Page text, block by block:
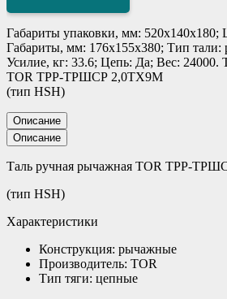
Габариты упаковки, мм: 520х140х180;
Габариты, мм: 176х155х380; Тип
Усилие, кг: 33.6; Цепь: Да; Вес: 24000.
TOR ТРР-ТРШСР 2,0ТХ9М
(тип HSH)
Описание
Описание
Таль ручная рычажная TOR ТРР-
(тип HSH)
Характеристики
Конструкция: рычажные
Производитель: TOR
Тип тяги: цепные